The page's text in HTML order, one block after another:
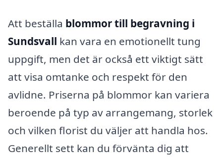
Att beställa blommor till begravning i
Sundsvall kan vara en emotionellt tung
uppgift, men det är också ett viktigt sätt
att visa omtanke och respekt för den
avlidne. Priserna på blommor kan variera
beroende på typ av arrangemang, storlek
och vilken florist du väljer att handla hos.
Generellt sett kan du förvänta dig att